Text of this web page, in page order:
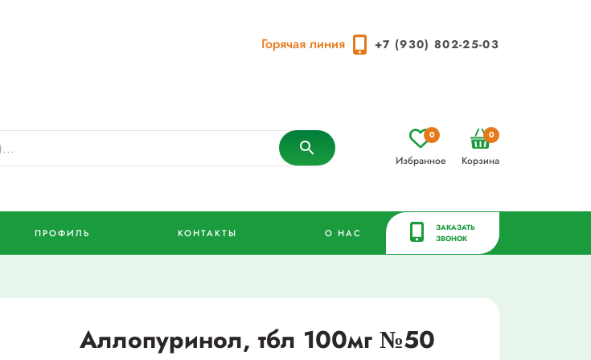
Горячая линия +7 (930) 802-25-03
Избранное
0
Корзина
0
ПРОФИЛЬ КОНТАКТЫ О НАС
ЗАКАЗАТЬ
ЗВОНОК
Аллопуринол, тбл 100мг №50